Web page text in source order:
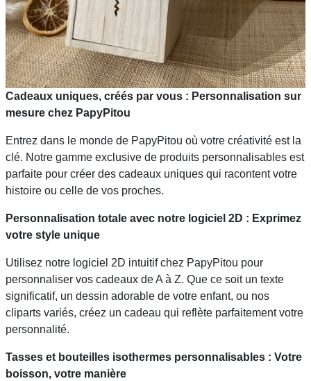
Cadeaux uniques, créés par vous : Personnalisation sur
mesure chez PapyPitou
Entrez dans le monde de PapyPitou où votre créativité est la
clé. Notre gamme exclusive de produits personnalisables est
parfaite pour créer des cadeaux uniques qui racontent votre
histoire ou celle de vos proches.
Personnalisation totale avec notre logiciel 2D : Exprimez
votre style unique
Utilisez notre logiciel 2D intuitif chez PapyPitou pour
personnaliser vos cadeaux de A à Z. Que ce soit un texte
significatif, un dessin adorable de votre enfant, ou nos
cliparts variés, créez un cadeau qui reflète parfaitement votre
personnalité.
Tasses et bouteilles isothermes personnalisables : Votre
boisson, votre manière